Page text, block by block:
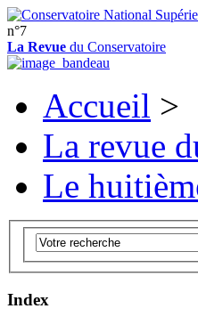
n°7
La Revue du Conservatoire
Accueil >
La revue
Le
Index